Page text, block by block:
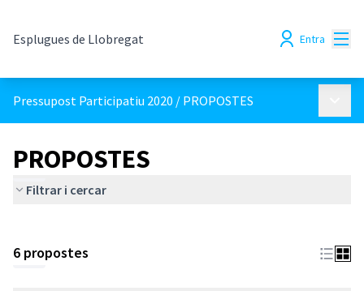
Esplugues de Llobregat Entra
Pressupost Participatiu 2020 / PROPOSTES
PROPOSTES
Filtrar i cercar
6 propostes